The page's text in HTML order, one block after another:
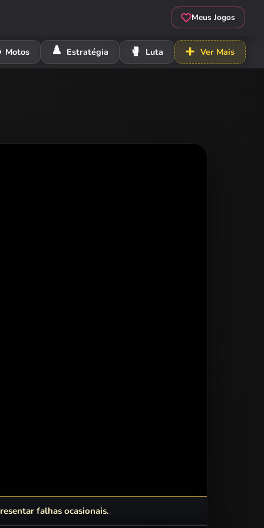
Meus Jogos
Motos ♟️ Estratégia 🥊 Luta ➕ Ver Mais
falhas ocasionais.